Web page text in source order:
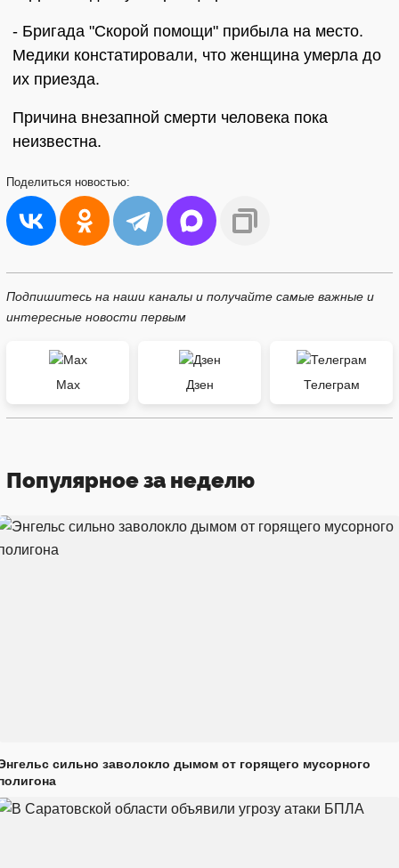
- Бригада "Скорой помощи" прибыла на место.
Медики констатировали, что женщина умерла до
их приезда.
Причина внезапной смерти человека пока
неизвестна.
Поделиться новостью:
Подпишитесь на наши каналы и получайте самые важные и
интересные новости первым
Max Дзен Телеграм
Популярное за неделю
сильно заволокло дымом от горящего мусорного